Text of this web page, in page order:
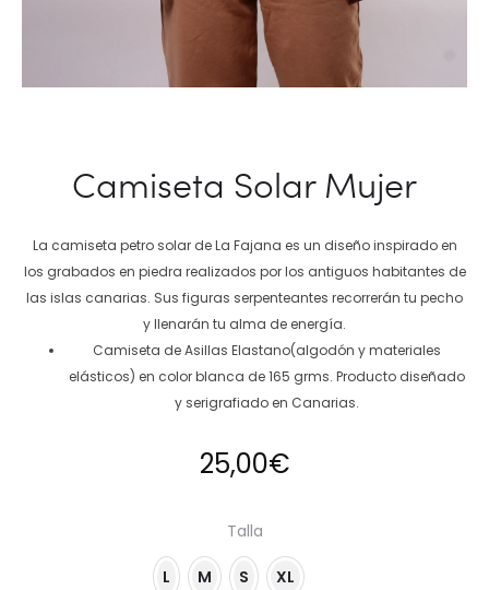
Camiseta Solar Mujer
La camiseta petro solar de La Fajana es un diseño inspirado en
los grabados en piedra realizados por los antiguos habitantes de
las islas canarias. Sus figuras serpenteantes recorrerán tu pecho
y llenarán tu alma de energía.
Camiseta de Asillas Elastano(algodón y materiales
elásticos) en color blanca de 165 grms. Producto diseñado
y serigrafiado en Canarias.
25,00€
Talla
L M S XL